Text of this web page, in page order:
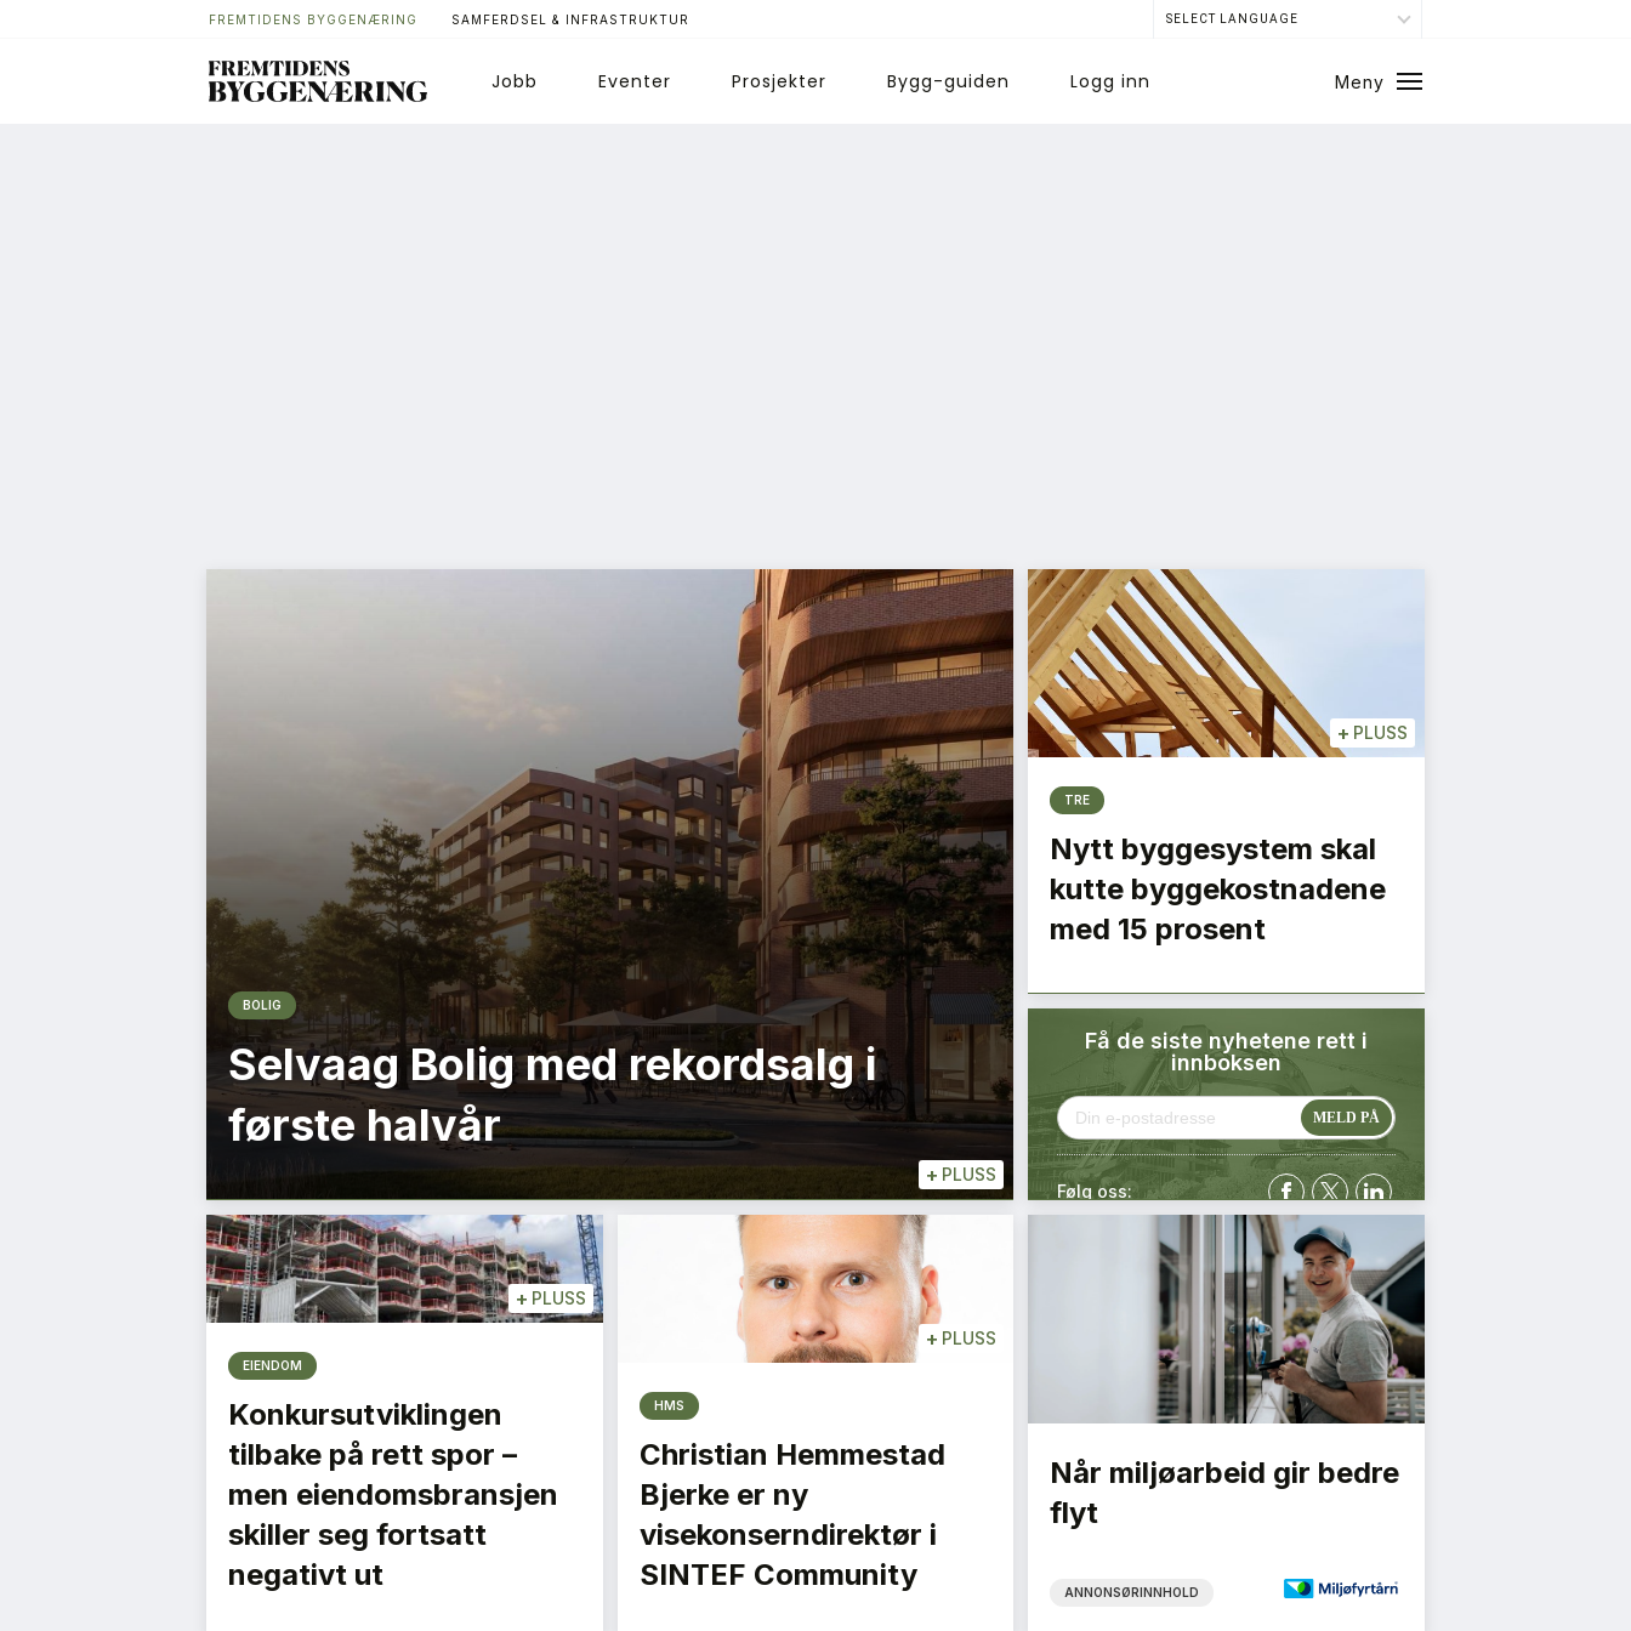
FREMTIDENS BYGGENÆRING SAMFERDSEL & INFRASTRUKTUR SELECT LANGUAGE
Jobb Eventer Prosjekter Bygg-guiden Logg inn
Meny
+ PLUSS
BOLIG
Selvaag Bolig med rekordsalg i
første halvår
+ PLUSS
TRE
Nytt byggesystem skal
kutte byggekostnadene
med 15 prosent
Få de siste nyhetene rett i
innboksen
Følg oss:
+ PLUSS
EIENDOM
Konkursutviklingen
tilbake på rett spor –
men eiendomsbransjen
skiller seg fortsatt
negativt ut
+ PLUSS
HMS
Christian Hemmestad
Bjerke er ny
visekonserndirektør i
SINTEF Community
Når miljøarbeid gir bedre
flyt
ANNONSØRINNHOLD